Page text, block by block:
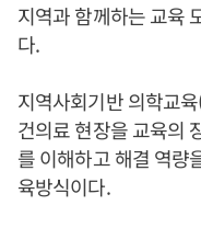
지역과 함께하는 교육
다.
지역사회기반 의학교
건의료 현장을 교육의
를 이해하고 해결 역량
육방식이다.